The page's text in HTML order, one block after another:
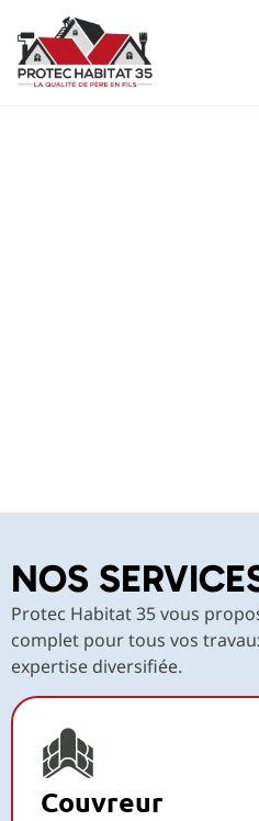
NOS
Protec Habitat 35 vous
complet pour tous vos
expertise diversifiée.
Couvreur